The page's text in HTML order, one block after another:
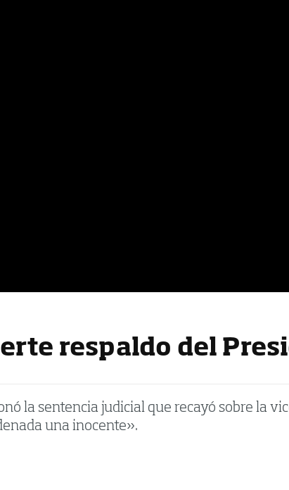
respaldo del
la sentencia judicial que recayó sobre la
una inocente».